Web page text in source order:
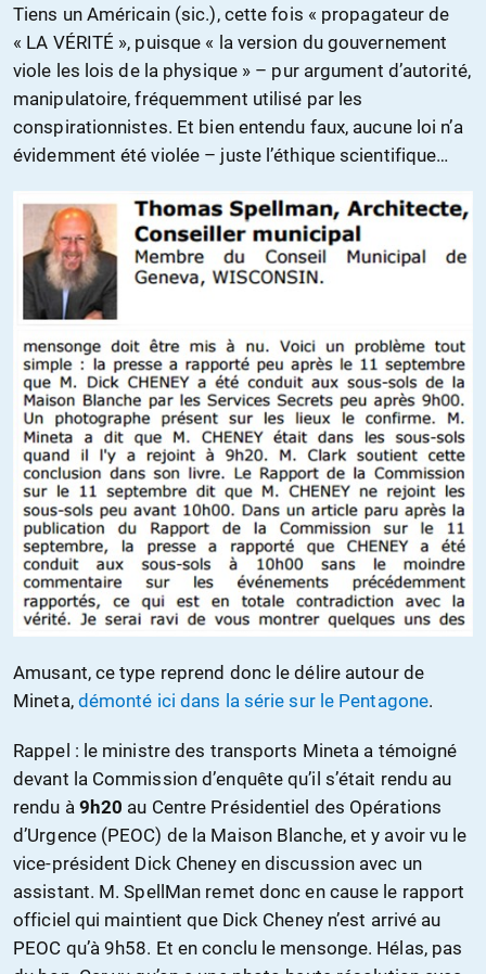
Tiens un Américain (sic.), cette fois « propagateur de
« LA VÉRITÉ », puisque « la version du gouvernement
viole les lois de la physique » – pur argument d’autorité,
manipulatoire, fréquemment utilisé par les
conspirationnistes. Et bien entendu faux, aucune loi n’a
évidemment été violée – juste l’éthique scientifique…
Amusant, ce type reprend donc le délire autour de
Mineta, démonté ici dans la série sur le Pentagone.
Rappel : le ministre des transports Mineta a témoigné
devant la Commission d’enquête qu’il s’était rendu au
rendu à 9h20 au Centre Présidentiel des Opérations
d’Urgence (PEOC) de la Maison Blanche, et y avoir vu le
vice-président Dick Cheney en discussion avec un
assistant. M. SpellMan remet donc en cause le rapport
officiel qui maintient que Dick Cheney n’est arrivé au
PEOC qu’à 9h58. Et en conclu le mensonge. Hélas, pas